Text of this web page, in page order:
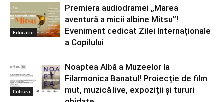
Educatie
Premiera audiodramei „Marea
aventură a micii albine Mitsu”!
Eveniment dedicat Zilei Internaționale
a Copilului
Cultura
Noaptea Albă a Muzeelor la
Filarmonica Banatul! Proiecție de film
mut, muzică live, expoziții și tururi